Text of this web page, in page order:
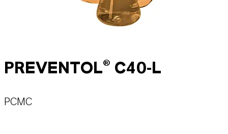
PREVENTOL® C40-L
PCMC